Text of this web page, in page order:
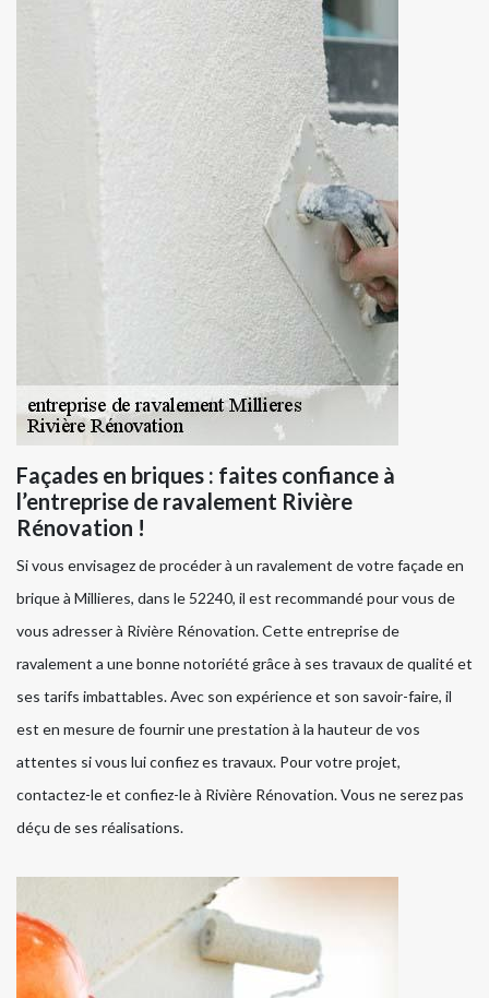
Façades en briques : faites confiance à
l’entreprise de ravalement Rivière
Rénovation !
Si vous envisagez de procéder à un ravalement de votre façade en
brique à Millieres, dans le 52240, il est recommandé pour vous de
vous adresser à Rivière Rénovation. Cette entreprise de
ravalement a une bonne notoriété grâce à ses travaux de qualité et
ses tarifs imbattables. Avec son expérience et son savoir-faire, il
est en mesure de fournir une prestation à la hauteur de vos
attentes si vous lui confiez es travaux. Pour votre projet,
contactez-le et confiez-le à Rivière Rénovation. Vous ne serez pas
déçu de ses réalisations.